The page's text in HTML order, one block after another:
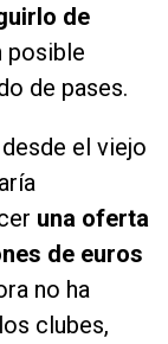
de
posible
de pases.
el viejo
una oferta
de euros
no ha
clubes,